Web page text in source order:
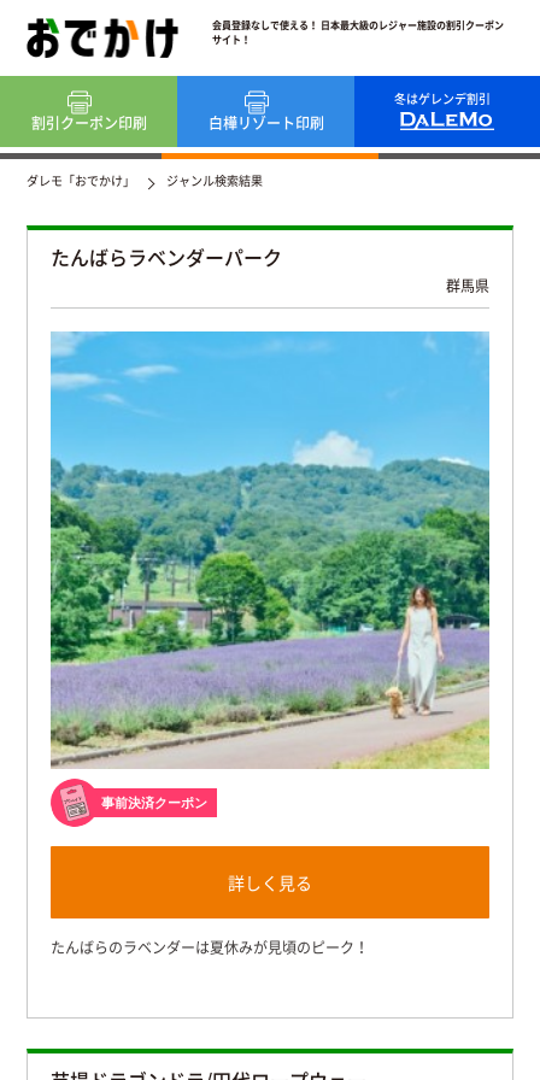
会員登録なしで使える！ 日本最大級のレジャー施設の割引クーポン
サイト！
冬はゲレンデ割引
割引クーポン印刷 白樺リゾート印刷
ダレモ「おでかけ」 ジャンル検索結果
たんばらラベンダーパーク
群馬県
事前決済クーポン
詳しく見る
たんばらのラベンダーは夏休みが見頃のピーク！